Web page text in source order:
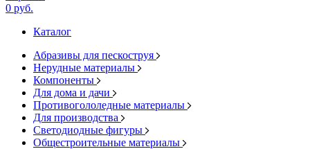
0 руб.
Каталог
Абразивы для пескоструя
Нерудные материалы
Компоненты
Для дома и дачи
Противогололедные материалы
Для производства
Светодиодные фигуры
Общестроительные материалы